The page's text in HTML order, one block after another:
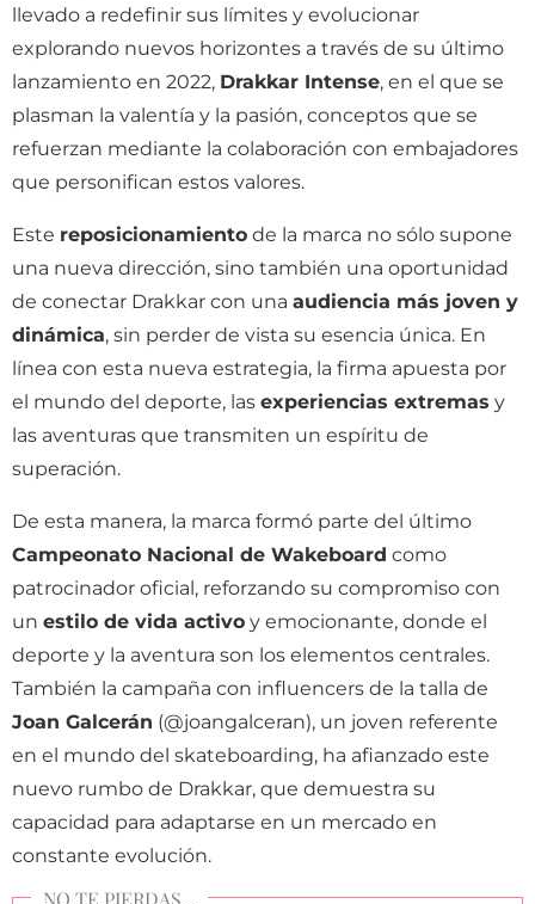
llevado a redefinir sus límites y evolucionar
explorando nuevos horizontes a través de su último
lanzamiento en 2022, Drakkar Intense, en el que se
plasman la valentía y la pasión, conceptos que se
refuerzan mediante la colaboración con embajadores
que personifican estos valores.
Este reposicionamiento de la marca no sólo supone
una nueva dirección, sino también una oportunidad
de conectar Drakkar con una audiencia más joven y
dinámica, sin perder de vista su esencia única. En
línea con esta nueva estrategia, la firma apuesta por
el mundo del deporte, las experiencias extremas y
las aventuras que transmiten un espíritu de
superación.
De esta manera, la marca formó parte del último
Campeonato Nacional de Wakeboard como
patrocinador oficial, reforzando su compromiso con
un estilo de vida activo y emocionante, donde el
deporte y la aventura son los elementos centrales.
También la campaña con influencers de la talla de
Joan Galcerán (@joangalceran), un joven referente
en el mundo del skateboarding, ha afianzado este
nuevo rumbo de Drakkar, que demuestra su
capacidad para adaptarse en un mercado en
constante evolución.